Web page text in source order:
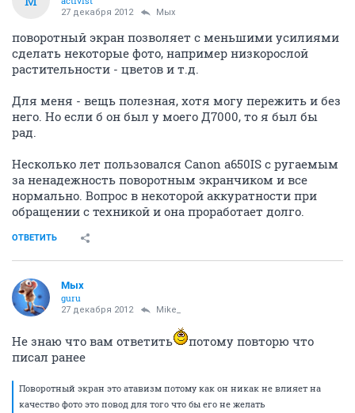
27 декабря 2012 Мых
поворотный экран позволяет с меньшими усилиями
сделать некоторые фото, например низкорослой
растительности - цветов и т.д.
Для меня - вещь полезная, хотя могу пережить и без
него. Но если б он был у моего Д7000, то я был бы
рад.
Несколько лет пользовался Canon a650IS с ругаемым
за ненадежность поворотным экранчиком и все
нормально. Вопрос в некоторой аккуратности при
обращении с техникой и она проработает долго.
ОТВЕТИТЬ
Мых
guru
27 декабря 2012 Mike_
Не знаю что вам ответить
потому повторю что
писал ранее
Поворотный экран это атавизм потому как он никак не влияет на
качество фото это повод для того что бы его не желать